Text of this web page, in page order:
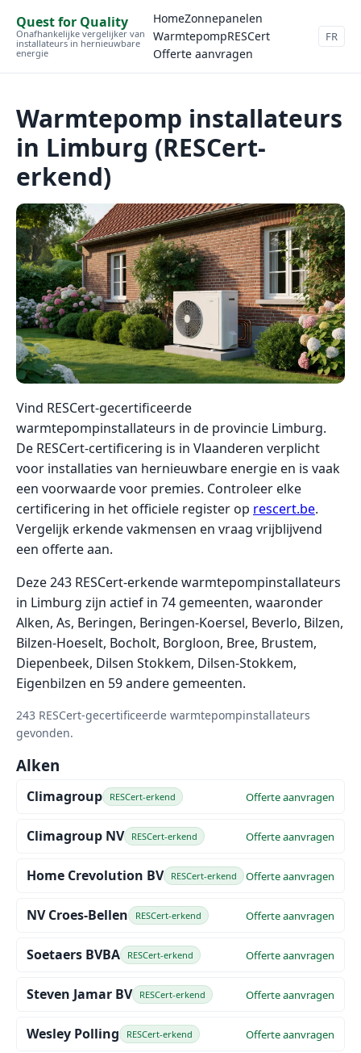
Quest for Quality
Onafhankelijke vergelijker van
installateurs in hernieuwbare
energie
HomeZonnepanelen
WarmtepompRESCert
Offerte aanvragen
FR
Warmtepomp installateurs
in Limburg (RESCert-
erkend)
Vind RESCert-gecertificeerde
warmtepompinstallateurs in de provincie Limburg.
De RESCert-certificering is in Vlaanderen verplicht
voor installaties van hernieuwbare energie en is vaak
een voorwaarde voor premies. Controleer elke
certificering in het officiele register op rescert.be.
Vergelijk erkende vakmensen en vraag vrijblijvend
een offerte aan.
Deze 243 RESCert-erkende warmtepompinstallateurs
in Limburg zijn actief in 74 gemeenten, waaronder
Alken, As, Beringen, Beringen-Koersel, Beverlo, Bilzen,
Bilzen-Hoeselt, Bocholt, Borgloon, Bree, Brustem,
Diepenbeek, Dilsen Stokkem, Dilsen-Stokkem,
Eigenbilzen en 59 andere gemeenten.
243 RESCert-gecertificeerde warmtepompinstallateurs
gevonden.
Alken
Climagroup RESCert-erkend Offerte aanvragen
Climagroup NV RESCert-erkend Offerte aanvragen
Home Crevolution BV RESCert-erkend Offerte aanvragen
NV Croes-Bellen RESCert-erkend Offerte aanvragen
Soetaers BVBA RESCert-erkend Offerte aanvragen
Steven Jamar BV RESCert-erkend Offerte aanvragen
Wesley Polling RESCert-erkend Offerte aanvragen